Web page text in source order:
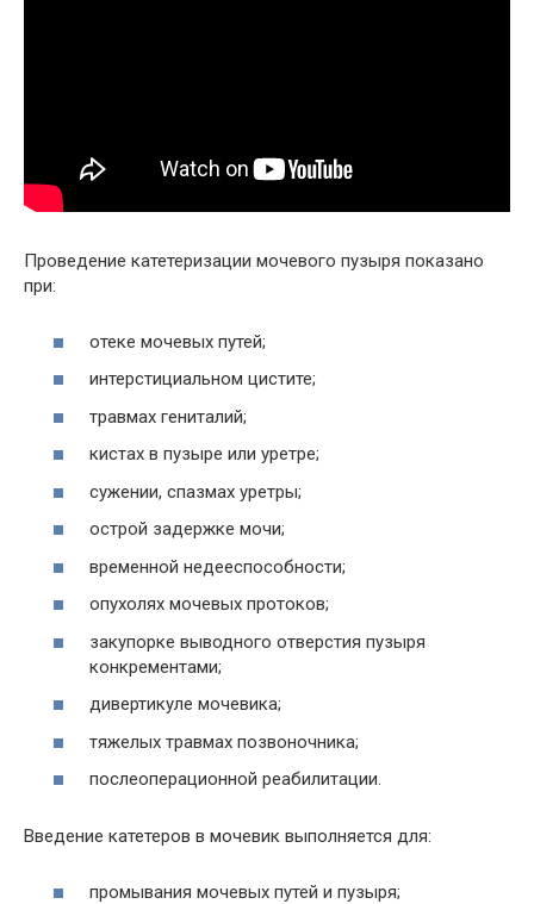
Проведение катетеризации мочевого пузыря показано
при:
отеке мочевых путей;
интерстициальном цистите;
травмах гениталий;
кистах в пузыре или уретре;
сужении, спазмах уретры;
острой задержке мочи;
временной недееспособности;
опухолях мочевых протоков;
закупорке выводного отверстия пузыря
конкрементами;
дивертикуле мочевика;
тяжелых травмах позвоночника;
послеоперационной реабилитации.
Введение катетеров в мочевик выполняется для:
промывания мочевых путей и пузыря;